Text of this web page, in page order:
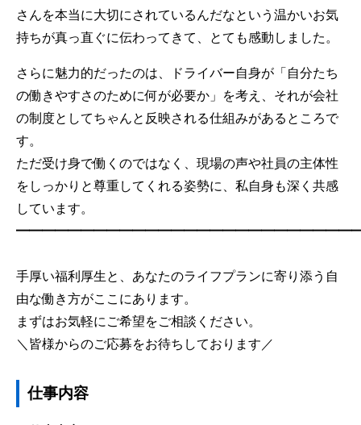
さんを本当に大切にされているんだなという温かいお気
持ちが真っ直ぐに伝わってきて、とても感動しました。
さらに魅力的だったのは、ドライバー自身が「自分たち
の働きやすさのために何が必要か」を考え、それが会社
の制度としてちゃんと反映される仕組みがあるところで
す。
ただ受け身で働くのではなく、現場の声や社員の主体性
をしっかりと尊重してくれる姿勢に、私自身も深く共感
しています。
━━━━━━━━━━━━━━━━
手厚い福利厚生と、あなたのライフプランに寄り添う自
由な働き方がここにあります。
まずはお気軽にご希望をご相談ください。
＼皆様からのご応募をお待ちしております／
仕事内容